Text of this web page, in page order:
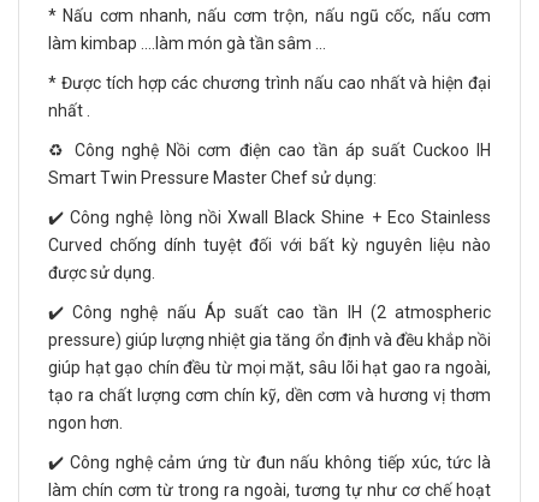
* Nấu cơm nhanh, nấu cơm trộn, nấu ngũ cốc, nấu cơm
làm kimbap ….làm món gà tần sâm …
* Được tích hợp các chương trình nấu cao nhất và hiện đại
nhất .
♻️ Công nghệ Nồi cơm điện cao tần áp suất Cuckoo IH
Smart Twin Pressure Master Chef sử dụng:
✔️ Công nghệ lòng nồi Xwall Black Shine + Eco Stainless
Curved chống dính tuyệt đối với bất kỳ nguyên liệu nào
được sử dụng.
✔️ Công nghệ nấu Áp suất cao tần IH (2 atmospheric
pressure) giúp lượng nhiệt gia tăng ổn định và đều khắp nồi
giúp hạt gạo chín đều từ mọi mặt, sâu lõi hạt gao ra ngoài,
tạo ra chất lượng cơm chín kỹ, dền cơm và hương vị thơm
ngon hơn.
✔️ Công nghệ cảm ứng từ đun nấu không tiếp xúc, tức là
làm chín cơm từ trong ra ngoài, tương tự như cơ chế hoạt